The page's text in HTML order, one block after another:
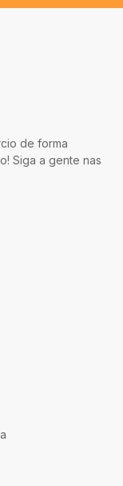
de forma
Siga a gente nas